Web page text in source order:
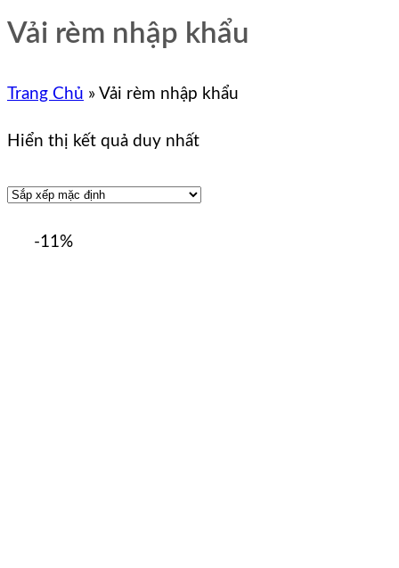
Vải rèm nhập khẩu
Trang Chủ » Vải rèm nhập khẩu
Hiển thị kết quả duy nhất
-11%